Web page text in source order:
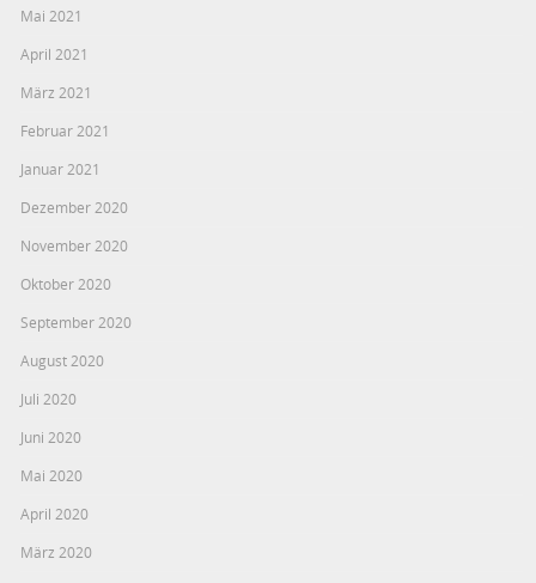
Mai 2021
April 2021
März 2021
Februar 2021
Januar 2021
Dezember 2020
November 2020
Oktober 2020
September 2020
August 2020
Juli 2020
Juni 2020
Mai 2020
April 2020
März 2020